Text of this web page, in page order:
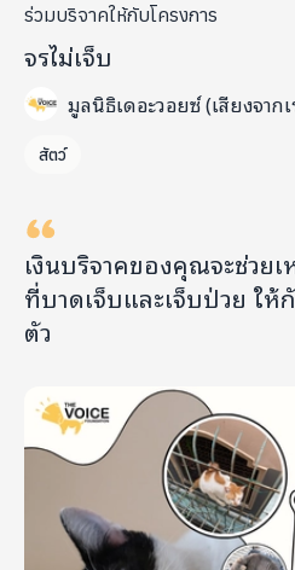
โดยสามารถร่วมบริจาคผ่านเพ
VOYAGER (
#BoundlessStarZH20
ติดตามข้อมูลข่าวสารของ
Follow and Support Zuohang :
ZuoHang's Weibo : TOP登陆
Weibo : 登陆少年组合
ร่วมบริจาคให้กับโครงการ
จรไม่เจ็บ
มูลนิธิเดอะวอยซ์ (เสียงจากเ
สัตว์
เงินบริจาคของคุณจะช่วยเ
ที่บาดเจ็บและเจ็บป่วย ใ
ตัว